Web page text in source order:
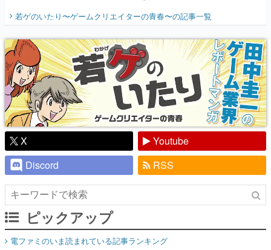
開く。業界の快男児・松山 洋に流れる血は
『少年ジャンプ』色だった【若ゲのいた
り】
若ゲのいたり〜ゲームクリエイターの青春〜の記事一覧
X
Youtube
Discord
RSS
ピックアップ
電ファミのいま読まれている記事ランキング